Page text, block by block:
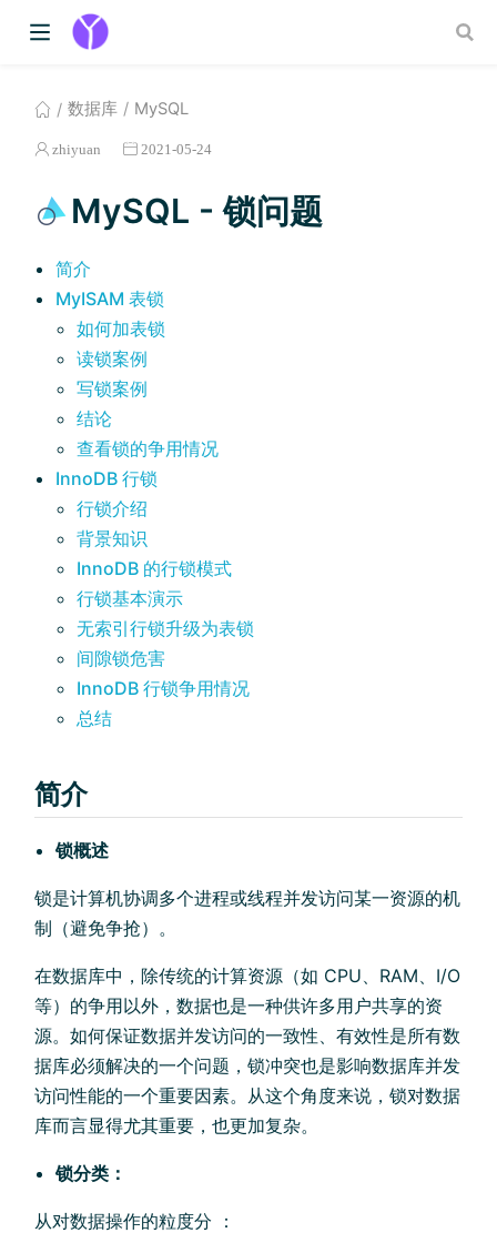
数据库 MySQL
zhiyuan 2021-05-24
MySQL - 锁问题
简介
MyISAM 表锁
如何加表锁
读锁案例
写锁案例
结论
查看锁的争用情况
InnoDB 行锁
行锁介绍
背景知识
InnoDB 的行锁模式
行锁基本演示
无索引行锁升级为表锁
间隙锁危害
InnoDB 行锁争用情况
总结
简介
锁概述
锁是计算机协调多个进程或线程并发访问某一资源的机
制（避免争抢）。
在数据库中，除传统的计算资源（如 CPU、RAM、I/O
等）的争用以外，数据也是一种供许多用户共享的资
源。如何保证数据并发访问的一致性、有效性是所有数
据库必须解决的一个问题，锁冲突也是影响数据库并发
访问性能的一个重要因素。从这个角度来说，锁对数据
库而言显得尤其重要，也更加复杂。
锁分类：
从对数据操作的粒度分 ：